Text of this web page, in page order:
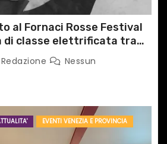
al Fornaci Rosse Festival
di classe elettrificata tra
Redazione
Nessun
EVENTI VENEZIA E PROVINCIA